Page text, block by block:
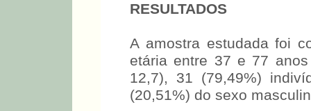
RESULTADOS
A amostra estudada foi
etária entre 37 e 77
12,7), 31 (79,49%)
(20,51%) do sexo